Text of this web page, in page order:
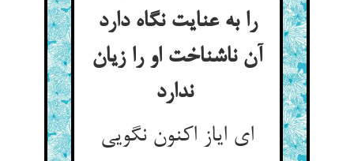
را به عنایت نگاه دارد
آن ناشناخت او را زیان
ندارد
ای ایاز اکنون نگویی